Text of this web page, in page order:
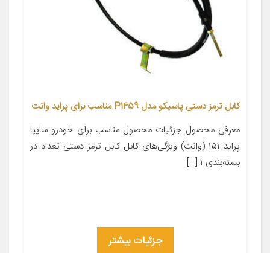
کابل ترمز دستی پاسیکو مدل P1459 مناسب برای پراید وانت
معرفی محصول جزئیات محصول مناسب برای خودرو سایپا
پراید ۱۵۱ (وانت) ویژگی‌های کابل کابل ترمز دستی تعداد در
بسته‌بندی ۱ […]
جزئیات بیشتر